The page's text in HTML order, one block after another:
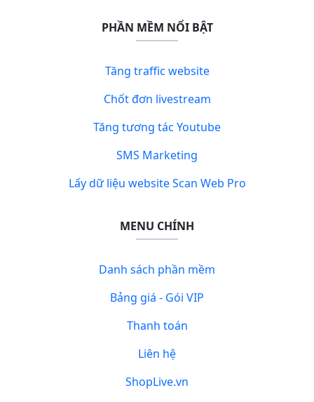
PHẦN MỀM NỔI BẬT
Tăng traffic website
Chốt đơn livestream
Tăng tương tác Youtube
SMS Marketing
Lấy dữ liệu website Scan Web Pro
MENU CHÍNH
Danh sách phần mềm
Bảng giá - Gói VIP
Thanh toán
Liên hệ
ShopLive.vn